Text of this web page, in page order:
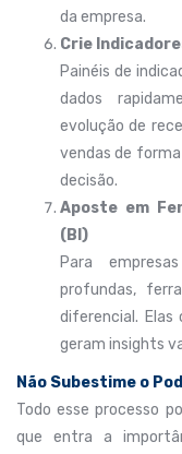
da empresa.
Crie
Painéis de
dados
evolução de
vendas de
decisão.
Aposte em
(BI)
Para
profundas,
diferencial.
geram insights
Não Subestime o
Todo esse processo
que entra a